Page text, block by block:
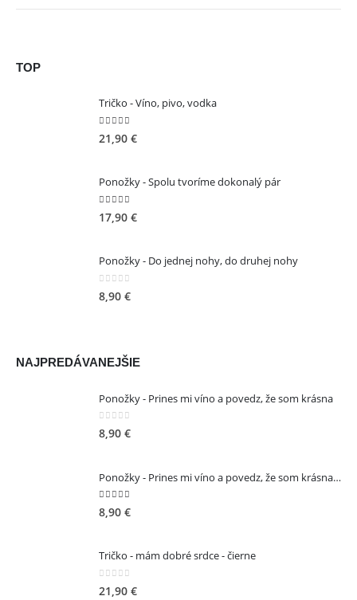
TOP
Tričko - Víno, pivo, vodka
5.00out of 5
21,90 €
Ponožky - Spolu tvoríme dokonalý pár
5.00out of 5
17,90 €
Ponožky - Do jednej nohy, do druhej nohy
0 out of 5
8,90 €
NAJPREDÁVANEJŠIE
Ponožky - Prines mi víno a povedz, že som krásna
0 out of 5
8,90 €
Ponožky - Prines mi víno a povedz, že som krásna - ružové
5.00out of 5
8,90 €
Tričko - mám dobré srdce - čierne
0 out of 5
21,90 €
Pon - Pia/ 9:00 - 15:00